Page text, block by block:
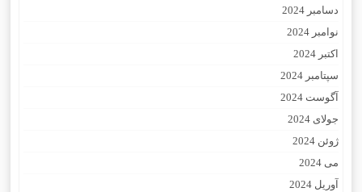
دسامبر 2024
نوامبر 2024
اکتبر 2024
سپتامبر 2024
آگوست 2024
جولای 2024
ژوئن 2024
می 2024
آوریل 2024